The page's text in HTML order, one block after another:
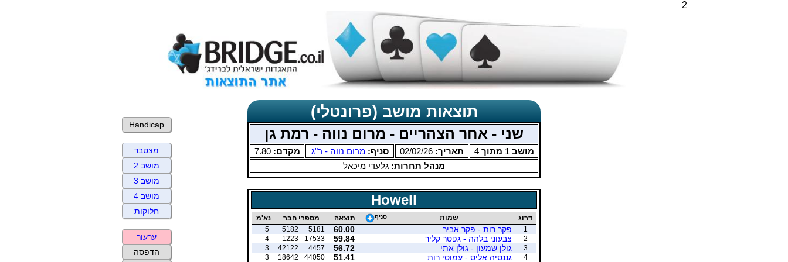
2
תוצאות מושב (פרונטלי)
שני - אחר הצהריים - מרום נווה - רמת גן
מושב 1 מתוך4 תאריך: 02/02/26 סניף:מרום נווה - ר"ג מקדם:7.80
מנהל תחרות: גלעדי מיכאל
Howell
דרוג שמות סניף תוצאה מספרי חבר
נא'מ
1
פקר רות - פקר אביר 60.00
5181
5182
5
2
צבעוני בלהה - גפטר קליר 59.84
17533
1223
4
3
גולן שמעון - גולן אתי 56.72
4457
42122
3
4
גננסיה אליס - עמוסי רות 51.41
44050
18642
3
Handicap
מצטבר
מושב 2
מושב 3
מושב 4
חלוקות
ערעור
הדפסה